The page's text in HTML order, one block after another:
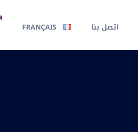
اتصل بنا FRANÇAIS